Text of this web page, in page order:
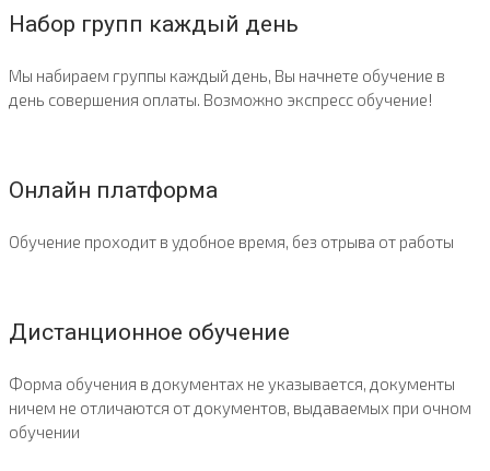
Набор групп каждый день
Мы набираем группы каждый день, Вы начнете обучение в
день совершения оплаты. Возможно экспресс обучение!
Онлайн платформа
Обучение проходит в удобное время, без отрыва от работы
Дистанционное обучение
Форма обучения в документах не указывается, документы
ничем не отличаются от документов, выдаваемых при очном
обучении